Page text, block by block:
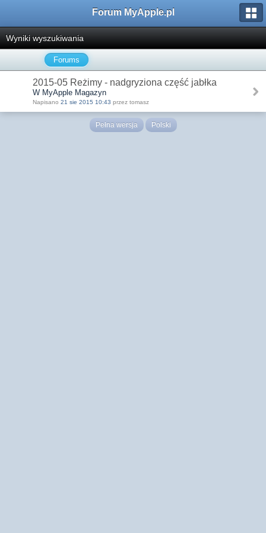
Forum MyApple.pl
Wyniki wyszukiwania
Forums
2015-05 Reżimy - nadgryziona część jabłka
W MyApple Magazyn
Napisano 21 sie 2015 10:43 przez tomasz
Pełna wersja Polski